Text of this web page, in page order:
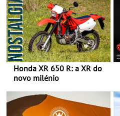
Honda XR 650 R: a XR do
novo milénio